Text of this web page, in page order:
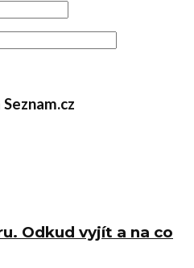
Odkud vyjít a na co